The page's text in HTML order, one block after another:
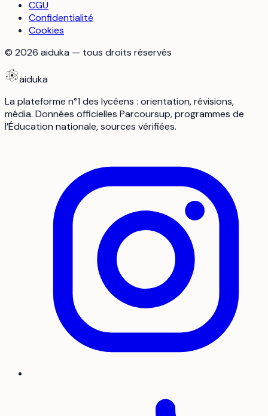
CGU
Confidentialité
Cookies
© 2026 aiduka — tous droits réservés
aiduka
La plateforme n°1 des lycéens : orientation, révisions,
média. Données officielles Parcoursup, programmes de
l’Éducation nationale, sources vérifiées.